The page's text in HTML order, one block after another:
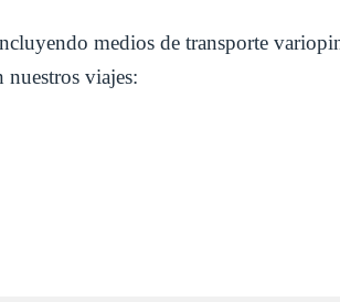
medios de transporte
nuestros viajes:
de transporte curiosos